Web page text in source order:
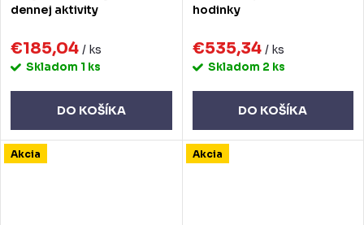
dennej aktivity
€185,04 / ks
Skladom 1 ks
DO KOŠÍKA
hodinky
€535,34 / ks
Skladom 2 ks
DO KOŠÍKA
Akcia Akcia